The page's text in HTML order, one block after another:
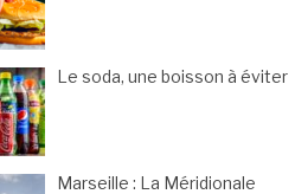
Le soda, une boisson à éviter
Marseille : La Méridionale